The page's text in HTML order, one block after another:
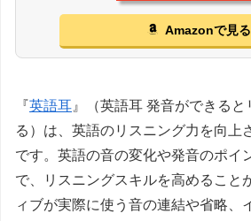
Amazonで見る
『英語耳 』（英語耳 発音ができると
る）は、英語のリスニング力を向上
です。英語の音の変化や発音のポイ
で、リスニングスキルを高めること
ィブが実際に使う音の連結や省略、